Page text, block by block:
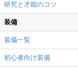
研究と才能のコツ
装備
装備一覧
初心者向け装備